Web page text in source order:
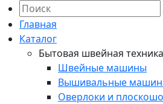
Главная
Каталог
Бытовая швейная техника
Швейные машины
Вышивальные
Оверлоки и